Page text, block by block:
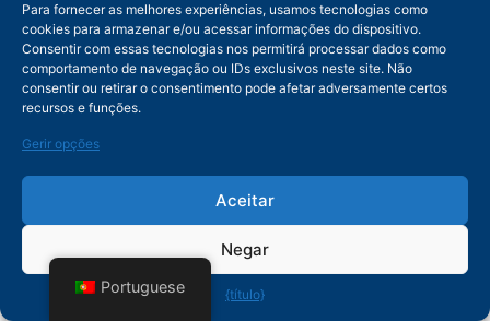
Para fornecer as melhores experiências, usamos tecnologias como
cookies para armazenar e/ou acessar informações do dispositivo.
Consentir com essas tecnologias nos permitirá processar dados como
comportamento de navegação ou IDs exclusivos neste site. Não
consentir ou retirar o consentimento pode afetar adversamente certos
recursos e funções.
Gerir opções
Aceitar
Negar
{título}
significativa. Esse alto custo inicial pode ser uma
barreira de entrada, particularmente para
pequenas e médias empresas.
2. Consumo de energia
A limpeza a laser pode consumir muita energia,
especialmente para aplicações de alta potência.
Os requisitos de energia podem levar a custos
operacionais mais altos e podem não ser
Portuguese